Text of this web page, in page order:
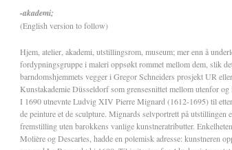
-akademi;
(English version to follow)
Hjem, atelier, akademi, utstillingsrom, museum; mer enn å
fordypningsgruppe i maleri oppsøkt rommet mellom dem, slik
barndomshjemmets vegger i Gregor Schneiders prosjekt UR
Kunstakademie Düsseldorf som grensesnittet mellom utenfor og
I 1690 utnevnte Ludvig XIV Pierre Mignard (1612-1695) til
de peinture et de sculpture. Mignards selvportrett på
fremstilling uten barokkens vanlige kunstneratributter.
Molière og Descartes, hadde en polemisk adresse: kunstneren